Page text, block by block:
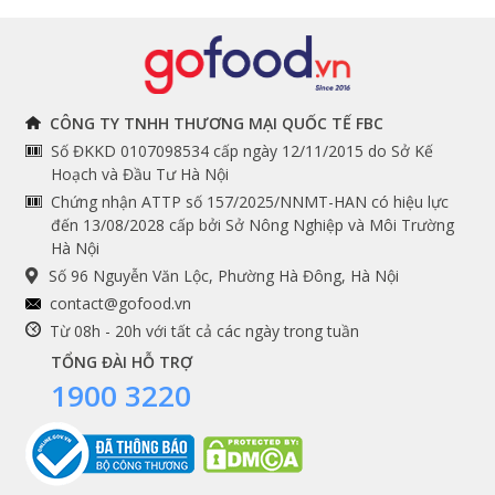
Tuyển dụng
THÔNG TIN
Chính sách và quy định
chung
Hướng dẫn đặt hàng
Cam kết chất lượng
THEO DÕI NGAY
Facebook
Instagram
Youtube
Tiktok
Shopee
DỊCH VỤ
Premium services
CÔNG TY TNHH THƯƠNG MẠI QUỐC TẾ FBC
Số ĐKKD 0107098534 cấp ngày 12/11/2015 do Sở Kế
Hoạch và Đầu Tư Hà Nội
Chứng nhận ATTP số 157/2025/NNMT-HAN có hiệu lực
đến 13/08/2028 cấp bởi Sở Nông Nghiệp và Môi Trường
Hà Nội
Số 96 Nguyễn Văn Lộc, Phường Hà Đông, Hà Nội
contact@gofood.vn
Từ 08h - 20h với tất cả các ngày trong tuần
TỔNG ĐÀI HỖ TRỢ
1900 3220